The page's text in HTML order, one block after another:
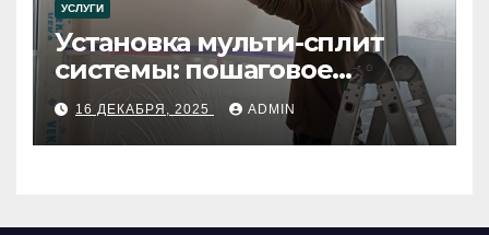
УСЛУГИ
Установка мульти-сплит
системы: пошаговое
руководство
16 ДЕКАБРЯ, 2025 ADMIN